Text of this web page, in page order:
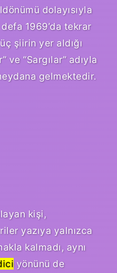
dolayısıyla
1969’da tekrar
şiirin yer aldığı
ve “Sargılar” adıyla
gelmektedir.
kişi,
yazıya yalnızca
kalmadı, aynı
yönünü de